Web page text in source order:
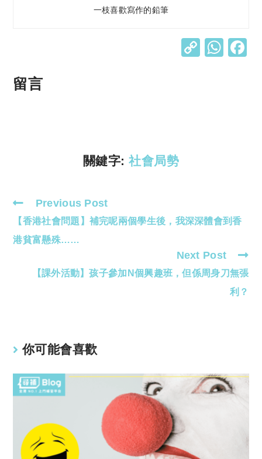
一枝喜歡寫作的鉛筆
C W
留言
關鍵字:社會局勢
Read
more
articles
Previous Post
【香港社會問題】補完呢兩個學生後，我深深體會到香
港貧富懸殊……
Next Post
【課外活動】孩子參加N個興趣班，但係周身刀無張
利？
你可能會喜歡